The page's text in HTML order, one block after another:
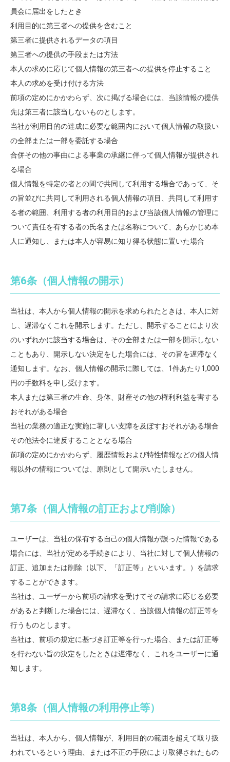
員会に届出をしたとき
利用目的に第三者への提供を含むこと
第三者に提供されるデータの項目
第三者への提供の手段または方法
本人の求めに応じて個人情報の第三者への提供を停止すること
本人の求めを受け付ける方法
前項の定めにかかわらず、次に掲げる場合には、当該情報の提供
先は第三者に該当しないものとします。
当社が利用目的の達成に必要な範囲内において個人情報の取扱い
の全部または一部を委託する場合
合併その他の事由による事業の承継に伴って個人情報が提供され
る場合
個人情報を特定の者との間で共同して利用する場合であって、そ
の旨並びに共同して利用される個人情報の項目、共同して利用す
る者の範囲、利用する者の利用目的および当該個人情報の管理に
ついて責任を有する者の氏名または名称について、あらかじめ本
人に通知し、または本人が容易に知り得る状態に置いた場合
第6条（個人情報の開示）
当社は、本人から個人情報の開示を求められたときは、本人に対
し、遅滞なくこれを開示します。ただし、開示することにより次
のいずれかに該当する場合は、その全部または一部を開示しない
こともあり、開示しない決定をした場合には、その旨を遅滞なく
通知します。なお、個人情報の開示に際しては、1件あたり1,000
円の手数料を申し受けます。
本人または第三者の生命、身体、財産その他の権利利益を害する
おそれがある場合
当社の業務の適正な実施に著しい支障を及ぼすおそれがある場合
その他法令に違反することとなる場合
前項の定めにかかわらず、履歴情報および特性情報などの個人情
報以外の情報については、原則として開示いたしません。
第7条（個人情報の訂正および削除）
ユーザーは、当社の保有する自己の個人情報が誤った情報である
場合には、当社が定める手続きにより、当社に対して個人情報の
訂正、追加または削除（以下、「訂正等」といいます。）を請求
することができます。
当社は、ユーザーから前項の請求を受けてその請求に応じる必要
があると判断した場合には、遅滞なく、当該個人情報の訂正等を
行うものとします。
当社は、前項の規定に基づき訂正等を行った場合、または訂正等
を行わない旨の決定をしたときは遅滞なく、これをユーザーに通
知します。
第8条（個人情報の利用停止等）
当社は、本人から、個人情報が、利用目的の範囲を超えて取り扱
われているという理由、または不正の手段により取得されたもの